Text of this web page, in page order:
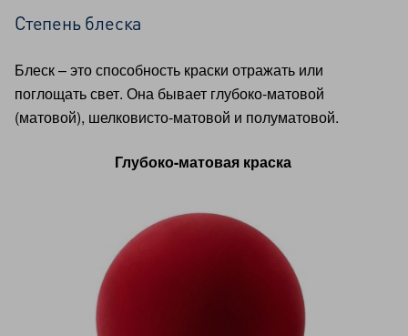
Степень блеска
Блеск – это способность краски отражать или
поглощать свет. Она бывает глубоко-матовой
(матовой), шелковисто-матовой и полуматовой.
Глубоко-матовая краска